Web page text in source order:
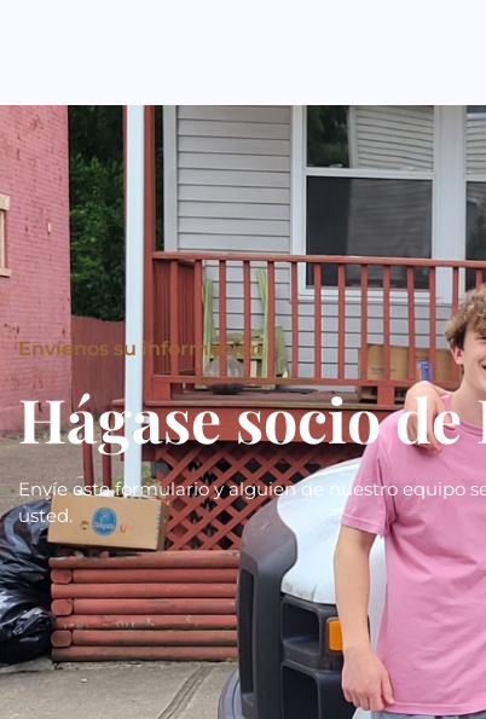
Envíenos su información
Hágase socio
Envíe este formulario y alguien de nuestro equipo
usted.